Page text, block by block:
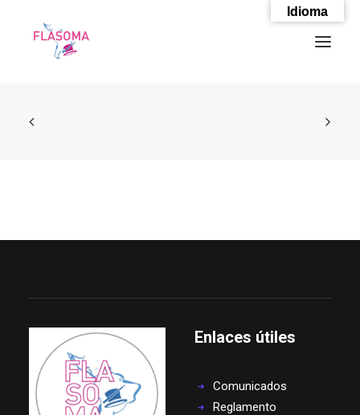
SEARCH
Enlaces útiles
Comunicados
Reglamento
Idioma